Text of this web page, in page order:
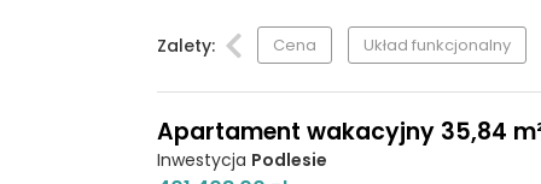
Zalety: Cena Układ funkcjonalny
Apartament wakacyjny 35,84
Inwestycja Podlesie